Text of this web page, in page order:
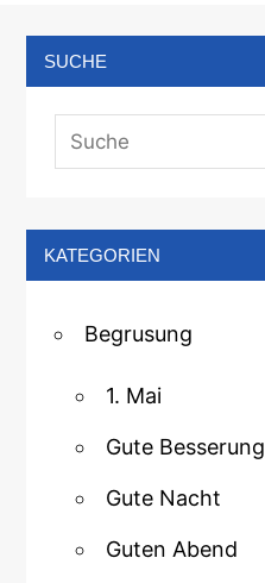
SUCHE
KATEGORIEN
Begrusung
1. Mai
Gute Besserung
Gute Nacht
Guten Abend